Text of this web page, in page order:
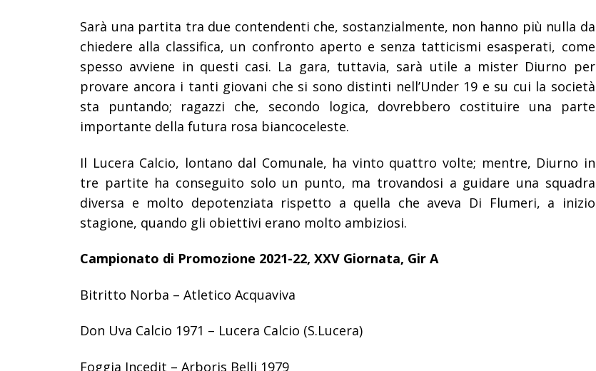
Sarà una partita tra due contendenti che, sostanzialmente, non hanno più nulla da
chiedere alla classifica, un confronto aperto e senza tatticismi esasperati, come
spesso avviene in questi casi. La gara, tuttavia, sarà utile a mister Diurno per
provare ancora i tanti giovani che si sono distinti nell’Under 19 e su cui la società
sta puntando; ragazzi che, secondo logica, dovrebbero costituire una parte
importante della futura rosa biancoceleste.
Il Lucera Calcio, lontano dal Comunale, ha vinto quattro volte; mentre, Diurno in
tre partite ha conseguito solo un punto, ma trovandosi a guidare una squadra
diversa e molto depotenziata rispetto a quella che aveva Di Flumeri, a inizio
stagione, quando gli obiettivi erano molto ambiziosi.
Campionato di Promozione 2021-22, XXV Giornata, Gir A
Bitritto Norba – Atletico Acquaviva
Don Uva Calcio 1971 – Lucera Calcio (S.Lucera)
Foggia Incedit – Arboris Belli 1979